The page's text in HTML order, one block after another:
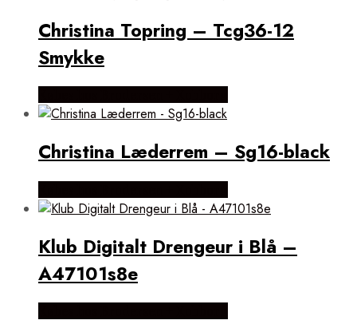
Christina Topring – Tcg36-12
Smykke
Christina Læderrem – Sg16-black
Klub Digitalt Drengeur i Blå –
A47101s8e